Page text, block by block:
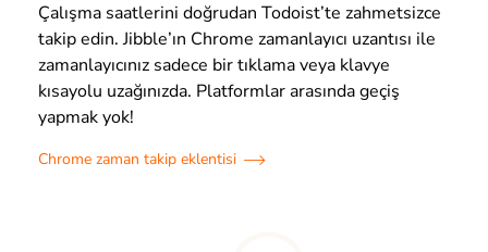
Çalışma saatlerini doğrudan Todoist’te zahmetsizce
takip edin. Jibble’ın Chrome zamanlayıcı uzantısı ile
zamanlayıcınız sadece bir tıklama veya klavye
kısayolu uzağınızda. Platformlar arasında geçiş
yapmak yok!
Chrome zaman takip eklentisi